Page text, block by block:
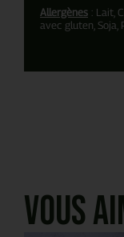
Allergènes : Lait,
avec gluten, Soja,
Vous